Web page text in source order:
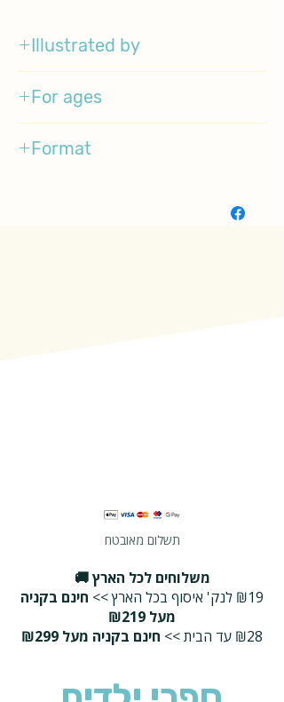
Illustrated by
For ages
Format
תשלום מאובטח
משלוחים לכל הארץ 🚚
₪19 לנק' איסוף בכל הארץ >>
חינם בקניה
מעל ₪219
₪28 עד הבית >>
חינם בקניה מעל ₪299